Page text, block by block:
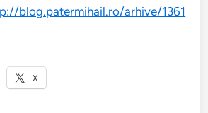
blog.patermihail.ro/arhive/1361
X